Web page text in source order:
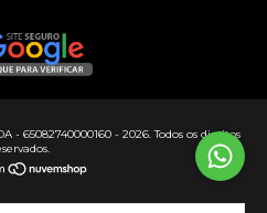
- 65082740000160 - 2026. Todos os direitos